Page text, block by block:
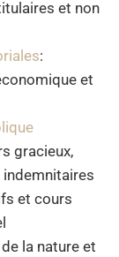
et non
:
et
gracieux,
indemnitaires
et cours
la nature et